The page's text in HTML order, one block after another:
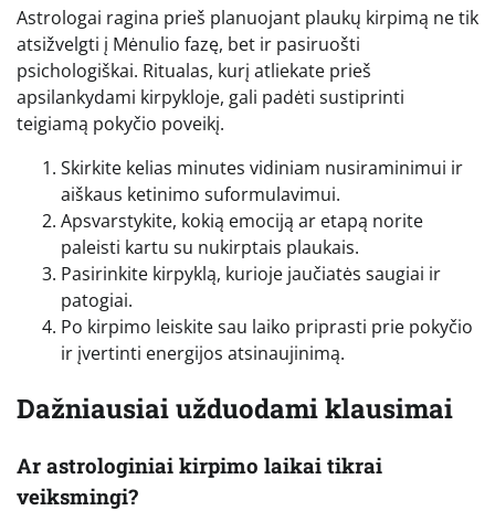
Astrologai ragina prieš planuojant plaukų kirpimą ne tik
atsižvelgti į Mėnulio fazę, bet ir pasiruošti
psichologiškai. Ritualas, kurį atliekate prieš
apsilankydami kirpykloje, gali padėti sustiprinti
teigiamą pokyčio poveikį.
Skirkite kelias minutes vidiniam nusiraminimui ir
aiškaus ketinimo suformulavimui.
Apsvarstykite, kokią emociją ar etapą norite
paleisti kartu su nukirptais plaukais.
Pasirinkite kirpyklą, kurioje jaučiatės saugiai ir
patogiai.
Po kirpimo leiskite sau laiko priprasti prie pokyčio
ir įvertinti energijos atsinaujinimą.
Dažniausiai užduodami klausimai
Ar astrologiniai kirpimo laikai tikrai
veiksmingi?